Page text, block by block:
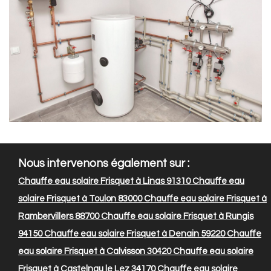
Nous intervenons également sur :
Chauffe eau solaire Frisquet à Linas 91310Chauffe eau
solaire Frisquet à Toulon 83000Chauffe eau solaire Frisquet à
Rambervillers 88700Chauffe eau solaire Frisquet à Rungis
94150Chauffe eau solaire Frisquet à Denain 59220Chauffe
eau solaire Frisquet à Calvisson 30420Chauffe eau solaire
Frisquet à Castelnau le Lez 34170Chauffe eau solaire